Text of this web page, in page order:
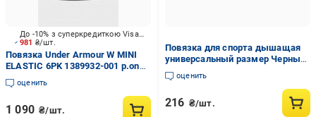
981 ₴/шт.
До -10% з суперкредиткою Visa Вигода
Повязка Under Armour W MINI
ELASTIC 6PK 1389932-001 р.one
size разноцветный
оценить
1 090 ₴/шт.
Повязка для спорта дышащая
универсальный размер Черный
(R9688)
оценить
216 ₴/шт.